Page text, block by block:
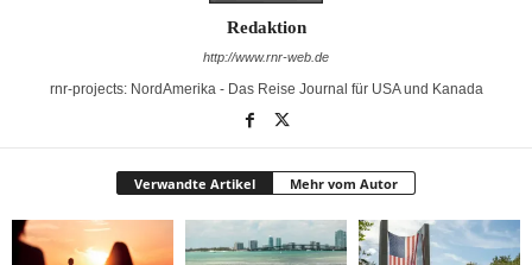
Redaktion
http://www.rnr-web.de
rnr-projects: NordAmerika - Das Reise Journal für USA und Kanada
Verwandte Artikel Mehr vom Autor